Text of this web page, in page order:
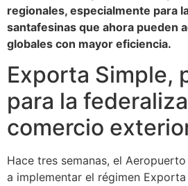
regionales, especialmente para
santafesinas que ahora pueden
globales con mayor eficiencia.
Exporta Simple,
para la
comercio
Hace tres semanas, el
a implementar el régimen